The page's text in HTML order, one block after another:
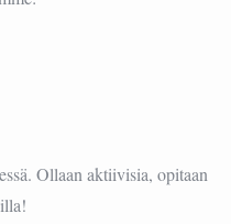
Ollaan aktiivisia, opitaan